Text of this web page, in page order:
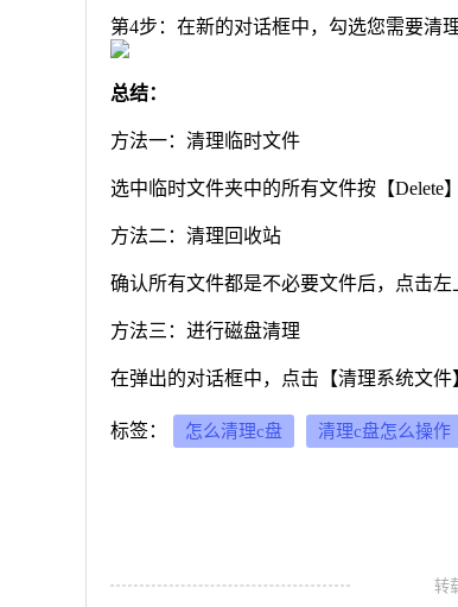
第4步：在新的对话框中，勾选您需要清
总结：
方法一：清理临时文件
选中临时文件夹中的所有文件按【Delete
方法二：清理回收站
确认所有文件都是不必要文件后，点击左
方法三：进行磁盘清理
在弹出的对话框中，点击【清理系统文件
标签： 怎么清理c盘 清理c盘怎么操作
转